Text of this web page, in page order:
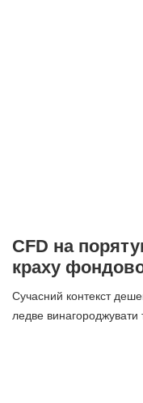
CFD на
краху
Сучасний контекст
ледве винагороджувати